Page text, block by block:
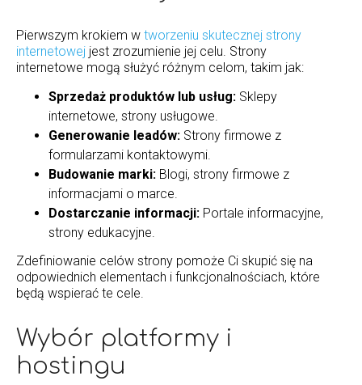
Pierwszym krokiem w tworzeniu skutecznej strony
internetowej jest zrozumienie jej celu. Strony
internetowe mogą służyć różnym celom, takim jak:
Sprzedaż produktów lub usług: Sklepy
internetowe, strony usługowe.
Generowanie leadów: Strony firmowe z
formularzami kontaktowymi.
Budowanie marki: Blogi, strony firmowe z
informacjami o marce.
Dostarczanie informacji: Portale informacyjne,
strony edukacyjne.
Zdefiniowanie celów strony pomoże Ci skupić się na
odpowiednich elementach i funkcjonalnościach, które
będą wspierać te cele.
Wybór platformy i
hostingu